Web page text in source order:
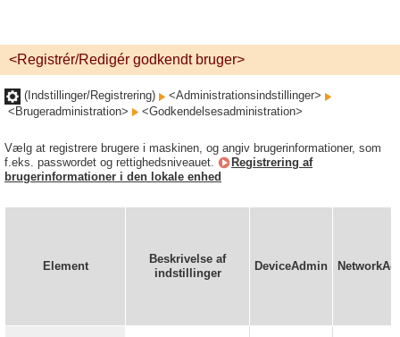
<Registrér/Redigér godkendt bruger>
(Indstillinger/Registrering)
<Administrationsindstillinger>
<Brugeradministration>
<Godkendelsesadministration>
Vælg at registrere brugere i maskinen, og angiv brugerinformationer, som
f.eks. passwordet og rettighedsniveauet.
Registrering af
brugerinformationer i den lokale enhed
Element
Beskrivelse af
indstillinger
DeviceAdmin